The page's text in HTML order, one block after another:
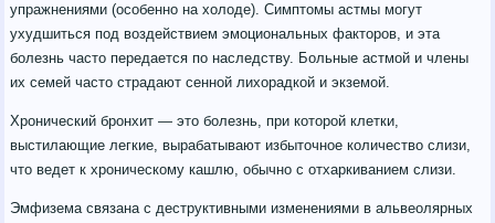
упражнениями (особенно на холоде). Симптомы астмы могут
ухудшиться под воздействием эмоциональных факторов, и эта
болезнь часто передается по наследству. Больные астмой и члены
их семей часто страдают сенной лихорадкой и экземой.
Хронический бронхит — это болезнь, при которой клетки,
выстилающие легкие, вырабатывают избыточное количество слизи,
что ведет к хроническому кашлю, обычно с отхаркиванием слизи.
Эмфизема связана с деструктивными изменениями в альвеолярных